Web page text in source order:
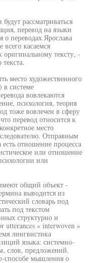
рассматриваться
перевод на языки
о переводах Ярослава
касаемся
тексту, -
место художественного
в системе
вовлекаются
психология, теория
тоже вовлечен в сферу
перевод относится к
место
Отправным
отношение процесса
или отношение
или
общий объект -
выводится из
словарь под
под текстом
структурно и
utterances « interwoven »
лингвистика
языка: системно-
слов, предложений.
способе мышления о